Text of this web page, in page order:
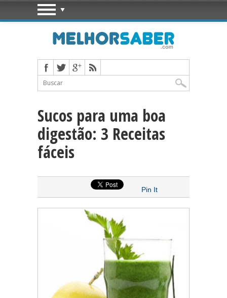
Sucos para uma boa
digestão: 3 Receitas
fáceis
Pin It